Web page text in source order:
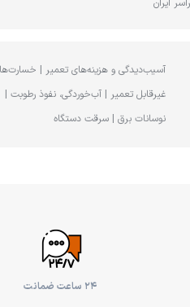
آسیب‌دیدگی و هزینه‌های تعمیر |
غیرقابل تعمیر | آب‌خوردگی، نفوذ رطوبت |
نوسانات برق | سرقت دستگاه
۲۴ ساعت ضمانت